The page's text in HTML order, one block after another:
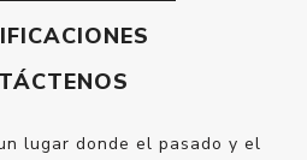
lugar donde el pasado y el